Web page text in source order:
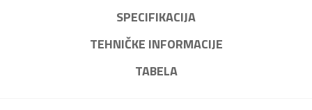
SPECIFIKACIJA
TEHNIČKE INFORMACIJE
TABELA